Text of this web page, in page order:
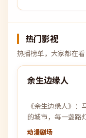
热门影视
热播榜单，大家都在看
热门
余生边缘人
《余生边缘人》
的城市，每一盏路
动漫剧场